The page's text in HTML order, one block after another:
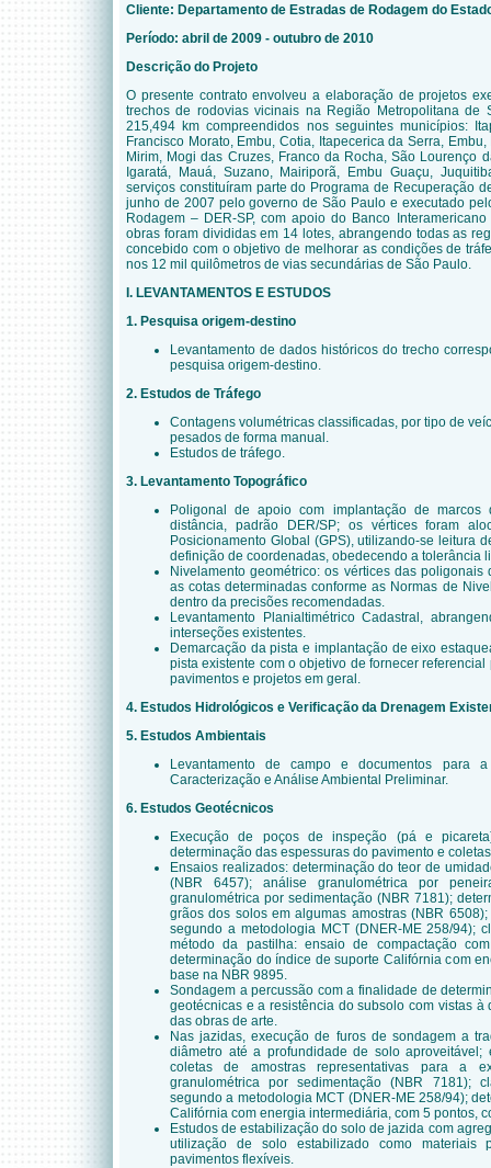
Cliente: Departamento de Estradas de Rodagem do
Período: abril de 2009 - outubro de 2010
Descrição do Projeto
O presente contrato envolveu a elaboração de projetos
trechos de rodovias vicinais na Região Metropolitana de
215,494 km compreendidos nos seguintes municípios:
Francisco Morato, Embu, Cotia, Itapecerica da Serra,
Mirim, Mogi das Cruzes, Franco da Rocha, São Lourenço
Igaratá, Mauá, Suzano, Mairiporã, Embu Guaçu,
serviços constituíram parte do Programa de Recuperação
junho de 2007 pelo governo de São Paulo e executado
Rodagem – DER-SP, com apoio do Banco
obras foram divididas em 14 lotes, abrangendo todas as
concebido com o objetivo de melhorar as condições de
nos 12 mil quilômetros de vias secundárias de São Paulo.
I. LEVANTAMENTOS E ESTUDOS
1. Pesquisa origem-destino
Levantamento de dados históricos do trecho
pesquisa origem-destino.
2. Estudos de Tráfego
Contagens volumétricas classificadas, por tipo de
pesados de forma manual.
Estudos de tráfego.
3. Levantamento Topográfico
Poligonal de apoio com implantação de
distância, padrão DER/SP; os vértices foram
Posicionamento Global (GPS), utilizando-se leitura
definição de coordenadas, obedecendo a tolerância
Nivelamento geométrico: os vértices das
as cotas determinadas conforme as Normas de
dentro da precisões recomendadas.
Levantamento Planialtimétrico Cadastral,
interseções existentes.
Demarcação da pista e implantação de eixo
pista existente com o objetivo de fornecer
pavimentos e projetos em geral.
4. Estudos Hidrológicos e Verificação da Drenagem
5. Estudos Ambientais
Levantamento de campo e documentos para
Caracterização e Análise Ambiental Preliminar.
6. Estudos Geotécnicos
Execução de poços de inspeção (pá e
determinação das espessuras do pavimento e
Ensaios realizados: determinação do teor de
(NBR 6457); análise granulométrica por
granulométrica por sedimentação (NBR 7181);
grãos dos solos em algumas amostras (NBR
segundo a metodologia MCT (DNER-ME 258/94);
método da pastilha: ensaio de compactação
determinação do índice de suporte Califórnia com
base na NBR 9895.
Sondagem a percussão com a finalidade de
geotécnicas e a resistência do subsolo com vistas
das obras de arte.
Nas jazidas, execução de furos de sondagem a
diâmetro até a profundidade de solo aproveitável;
coletas de amostras representativas para a
granulométrica por sedimentação (NBR 7181);
segundo a metodologia MCT (DNER-ME 258/94);
Califórnia com energia intermediária, com 5 pontos,
Estudos de estabilização do solo de jazida com
utilização de solo estabilizado como materiais
pavimentos flexíveis.